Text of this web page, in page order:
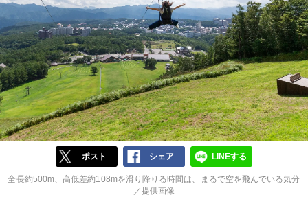
ポスト シェア LINEする
全長約500m、高低差約108mを滑り降りる時間は、まるで空を飛んでいる気分
／提供画像